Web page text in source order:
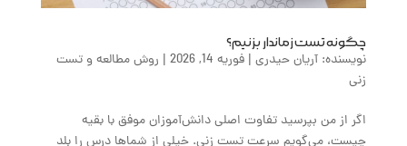
چگونه تست زماندار بزنیم؟
نویسنده: آریان حیدری| فوریه 14, 2026 | روش مطالعه و تست
زنی
اگر از من بپرسید تفاوت اصلی دانش‌آموزان موفق با بقیه
چیست، می‌گویم سرعت تست ‌زنی. خیلی از شماها درس را بلد